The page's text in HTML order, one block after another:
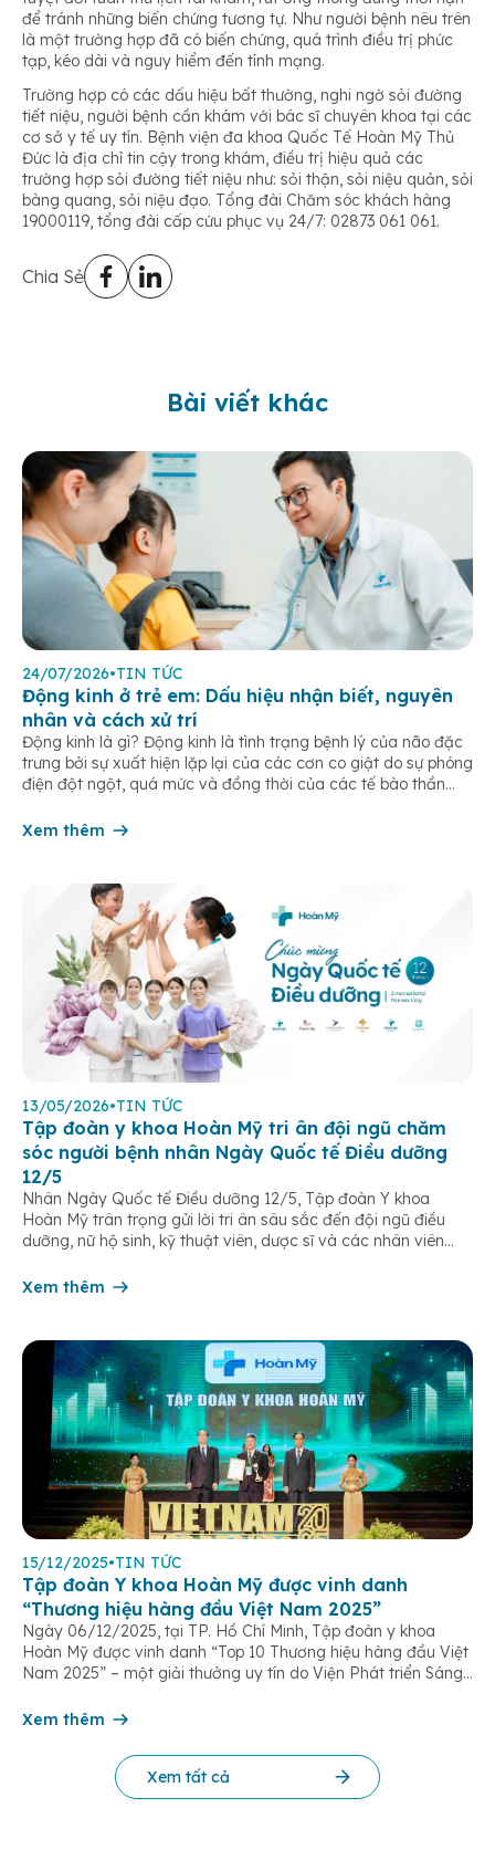
để tránh những biến chứng tương tự. Như người bệnh nêu trên
là một trường hợp đã có biến chứng, quá trình điều trị phức
tạp, kéo dài và nguy hiểm đến tính mạng.
Trường hợp có các dấu hiệu bất thường, nghi ngờ sỏi đường
tiết niệu, người bệnh cần khám với bác sĩ chuyên khoa tại các
cơ sở y tế uy tín. Bệnh viện đa khoa Quốc Tế Hoàn Mỹ Thủ
Đức là địa chỉ tin cậy trong khám, điều trị hiệu quả các
trường hợp sỏi đường tiết niệu như: sỏi thận, sỏi niệu quản, sỏi
bàng quang, sỏi niệu đạo. Tổng đài Chăm sóc khách hàng
19000119, tổng đài cấp cứu phục vụ 24/7: 02873 061 061.
Chia Sẻ
Bài viết khác
24/07/2026•TIN TỨC
Động kinh ở trẻ em: Dấu hiệu nhận biết, nguyên
nhân và cách xử trí
Động kinh là gì? Động kinh là tình trạng bệnh lý của não đặc
trưng bởi sự xuất hiện lặp lại của các cơn co giật do sự phóng
điện đột ngột, quá mức và đồng thời của các tế bào thần
Xem thêm
13/05/2026•TIN TỨC
Tập đoàn y khoa Hoàn Mỹ tri ân đội ngũ chăm
sóc người bệnh nhân Ngày Quốc tế Điều dưỡng
12/5
Nhân Ngày Quốc tế Điều dưỡng 12/5, Tập đoàn Y khoa
Hoàn Mỹ trân trọng gửi lời tri ân sâu sắc đến đội ngũ điều
dưỡng, nữ hộ sinh, kỹ thuật viên, dược sĩ và các nhân viên
âm thầm đồng hành trên […]
Xem thêm
15/12/2025•TIN TỨC
Tập đoàn Y khoa Hoàn Mỹ được vinh danh
“Thương hiệu hàng đầu Việt Nam 2025”
Ngày 06/12/2025, tại TP. Hồ Chí Minh, Tập đoàn y khoa
Hoàn Mỹ được vinh danh “Top 10 Thương hiệu hàng đầu Việt
Nam 2025” – một giải thưởng uy tín do Viện Phát triển Sáng
cứu Phát triển Doanh nghiệp Châu Á […]
Xem thêm
Xem tất cả